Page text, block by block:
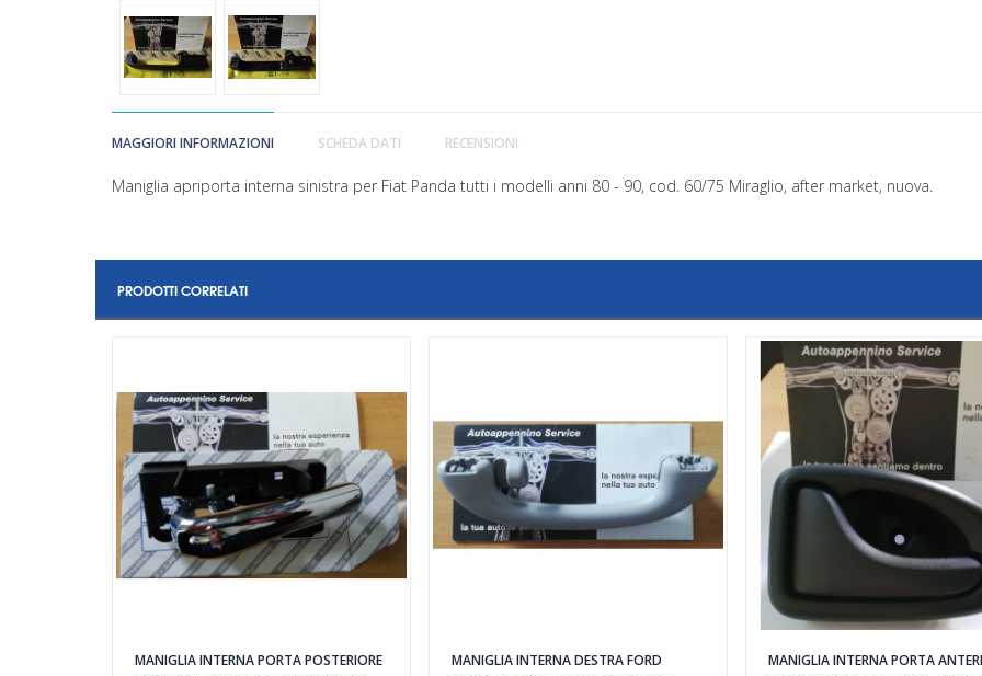
MAGGIORI INFORMAZIONI SCHEDA DATI RECENSIONI
Maniglia apriporta interna sinistra per Fiat Panda tutti i modelli anni 80 - 90, cod. 60/75 Miraglio, after market, nuova.
PRODOTTI CORRELATI
MANIGLIA INTERNA PORTA POSTERIORE
MANIGLIA INTERNA DESTRA FORD
MANIGLIA INTERNA PORTA